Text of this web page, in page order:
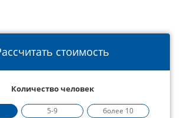
стоимость
Количество человек
5-9 более 10